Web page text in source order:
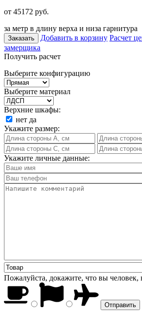
от 45172 руб.
за метр в длину верха и низа гарнитура
Заказать Добавить в корзину Расчет
замерщика
Получить расчет
Выберите конфигурацию
Выберите материал
Верхние шкафы:
нет да
Укажите размер:
Укажите личные данные:
Пожалуйста, докажите, что вы человек,